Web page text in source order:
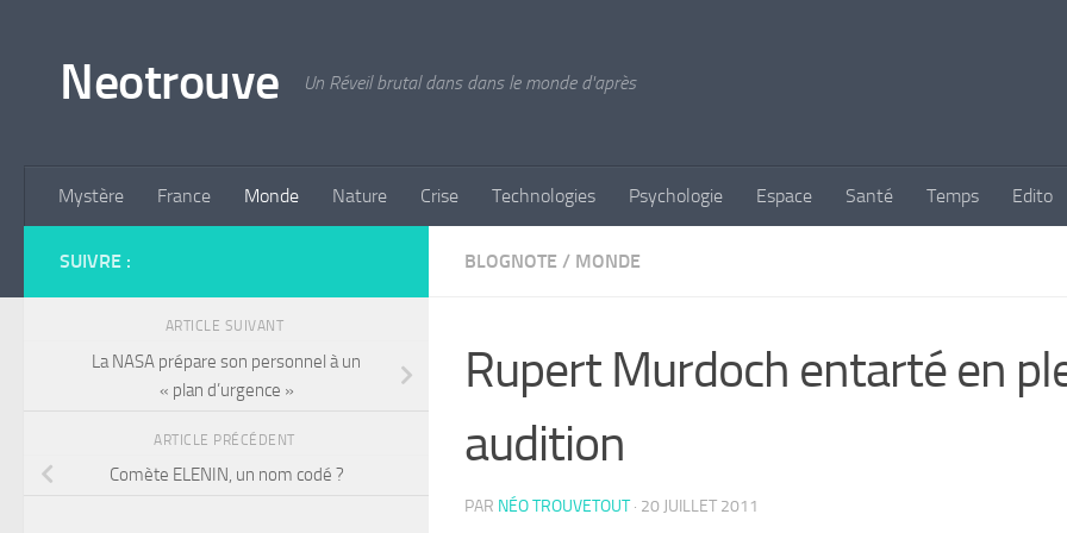
Neotrouve Un Réveil brutal dans dans le monde d'après
Mystère France Monde Nature Crise Technologies Psychologie Espace Santé Temps Edito
BLOGNOTE / MONDE
Rupert Murdoch entarté en
audition
PAR NÉO TROUVETOUT · 20 JUILLET 2011
SUIVRE :
ARTICLE SUIVANT
La NASA prépare son personnel à un
« plan d’urgence »
ARTICLE PRÉCÉDENT
Comète ELENIN, un nom codé ?